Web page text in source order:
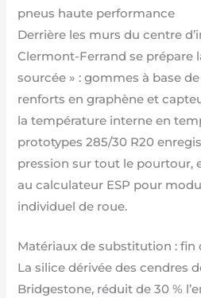
pneus haute performance
Derrière les murs du centre
Clermont-Ferrand se prépare
sourcée » : gommes à base
renforts en graphène et
la température interne en
prototypes 285/30 R20
pression sur tout le pourtour,
au calculateur ESP pour
individuel de roue.
Matériaux de substitution : fin
La silice dérivée des cendres
Bridgestone, réduit de 30 %